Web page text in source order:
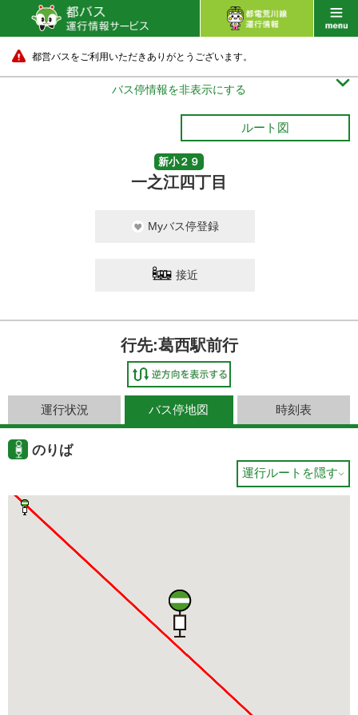
都営バスをご利用いただきありがとうございます。
バス停情報を非表示にする 
ルート図
新小２９
一之江四丁目
Myバス停登録
接近
行先:葛西駅前行
運行状況 バス停地図 時刻表
のりば
運行ルートを隠す